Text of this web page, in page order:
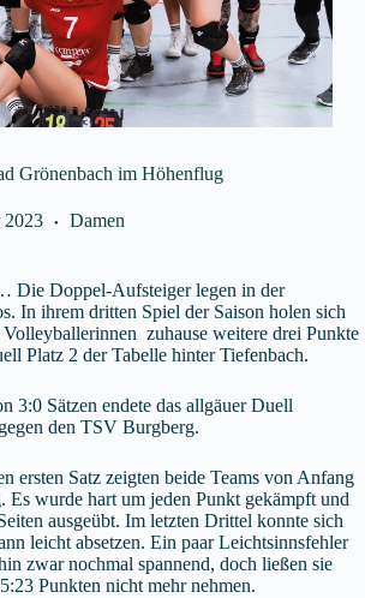
Grönenbach im Höhenflug
2023 Damen
Die Doppel-Aufsteiger legen in der
In ihrem dritten Spiel der Saison holen sich
zuhause weitere drei Punkte
Platz 2 der Tabelle hinter Tiefenbach.
3:0 Sätzen endete das allgäuer Duell
den TSV Burgberg.
ersten Satz zeigten beide Teams von Anfang
Es wurde hart um jeden Punkt gekämpft und
ausgeübt. Im letzten Drittel konnte sich
leicht absetzen. Ein paar Leichtsinnsfehler
zwar nochmal spannend, doch ließen sie
Punkten nicht mehr nehmen.